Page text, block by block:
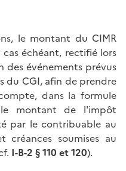
le montant du CIMR
échéant, rectifié lors
des événements prévus
du CGI, afin de prendre
dans la formule
montant de l'impôt
par le contribuable au
créances soumises au
I-B-2 § 110 et 120).